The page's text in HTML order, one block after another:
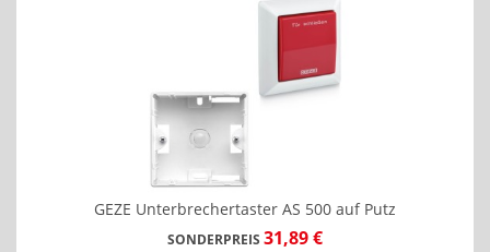
GEZE Unterbrechertaster AS 500 auf Putz
SONDERPREIS 31,89 €